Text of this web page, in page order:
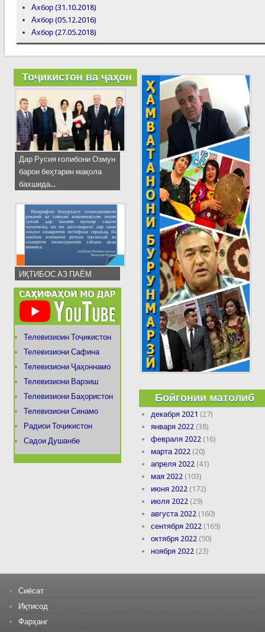
Ахбор (31.10.2018)
Ахбор (05.12.2016)
Ахбор (27.05.2018)
Тоҷикистон ва ҷаҳон
Дар Русия ғолибони Озмун
барои беҳтарин мақола
бахшида...
ИҚТИБОС АЗ ПАЁМ
Телевизиоин Тоҷикистон
Телевизиони Сафина
Телевизиони Ҷаҳоннамо
Телевизиони Варзиш
Телевизиони Баҳористон
Телевизиони Синамо
Радиои Тоҷикистон
Садои Душанбе
Бойгонии матолиб
декабря 2021 (27)
января 2022 (38)
февраля 2022 (16)
марта 2022 (20)
апреля 2022 (41)
мая 2022 (103)
июня 2022 (172)
июля 2022 (29)
августа 2022 (160)
сентября 2022 (169)
октября 2022 (50)
ноября 2022 (23)
Сиёсат
Иқтисод
Фарҳанг